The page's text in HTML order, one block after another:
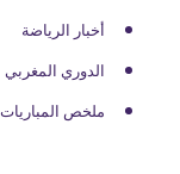
أخبار الرياضة
الدوري المغربي
ملخص المباريات